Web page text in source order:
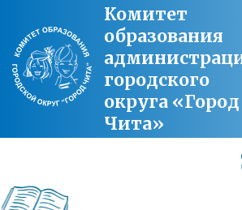
Комитет
образования
городского
округа «Город
Чита»